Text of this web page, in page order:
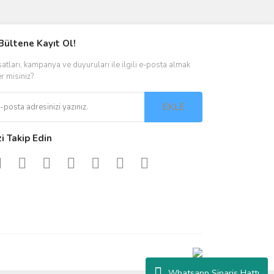
Kayıt Ol!
kampanya ve duyuruları ile ilgili e-posta almak
misiniz?
EKLE
Takip Edin